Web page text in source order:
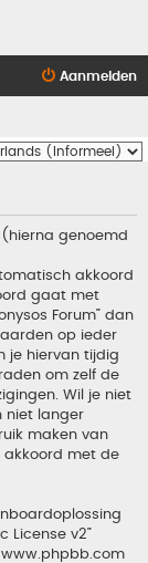
Aanmelden
(hierna genoemd
akkoord
gaat met
Forum” dan
op ieder
je hiervan tijdig
om zelf de
Wil je niet
niet langer
maken van
akkoord met de
License v2”
www.phpbb.com